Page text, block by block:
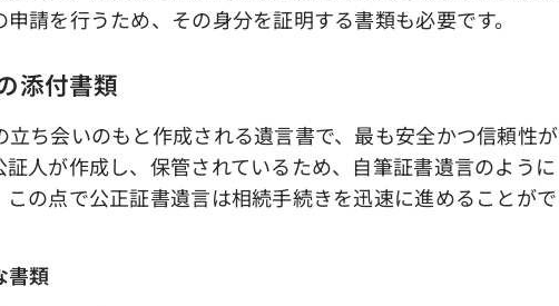
請を行うため、その身分を証明する書類も必要です。
添付書類
ち会いのもと作成される遺言書で、最も安全かつ信頼性が
人が作成し、保管されているため、自筆証書遺言のように
の点で公正証書遺言は相続手続きを迅速に進めることがで
書類